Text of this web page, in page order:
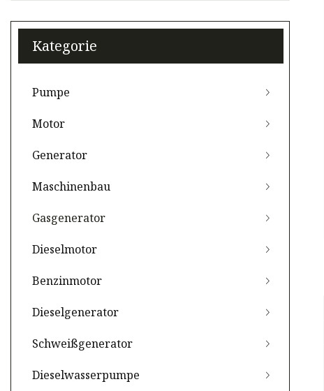
Kategorie
Pumpe
Motor
Generator
Maschinenbau
Gasgenerator
Dieselmotor
Benzinmotor
Dieselgenerator
Schweißgenerator
Dieselwasserpumpe